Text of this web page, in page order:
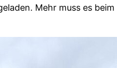
Mehr muss es